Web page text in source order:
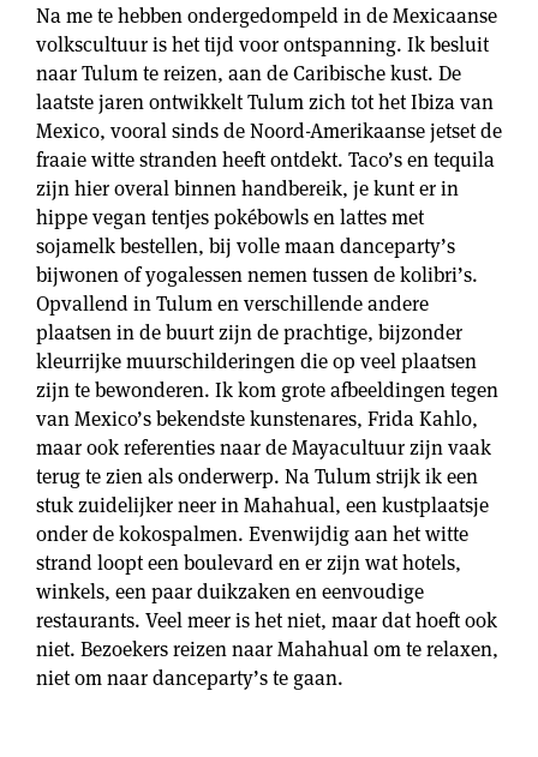
Na me te hebben ondergedompeld in de Mexicaanse
volkscultuur is het tijd voor ontspanning. Ik besluit
naar Tulum te reizen, aan de Caribische kust. De
laatste jaren ontwikkelt Tulum zich tot het Ibiza van
Mexico, vooral sinds de Noord-Amerikaanse jetset de
fraaie witte stranden heeft ontdekt. Taco’s en tequila
zijn hier overal binnen handbereik, je kunt er in
hippe vegan tentjes pokébowls en lattes met
sojamelk bestellen, bij volle maan danceparty’s
bijwonen of yogalessen nemen tussen de kolibri’s.
Opvallend in Tulum en verschillende andere
plaatsen in de buurt zijn de prachtige, bijzonder
kleurrijke muurschilderingen die op veel plaatsen
zijn te bewonderen. Ik kom grote afbeeldingen tegen
van Mexico’s bekendste kunstenares, Frida Kahlo,
maar ook referenties naar de Mayacultuur zijn vaak
terug te zien als onderwerp. Na Tulum strijk ik een
stuk zuidelijker neer in Mahahual, een kustplaatsje
onder de kokospalmen. Evenwijdig aan het witte
strand loopt een boulevard en er zijn wat hotels,
winkels, een paar duikzaken en eenvoudige
restaurants. Veel meer is het niet, maar dat hoeft ook
niet. Bezoekers reizen naar Mahahual om te relaxen,
niet om naar danceparty’s te gaan.